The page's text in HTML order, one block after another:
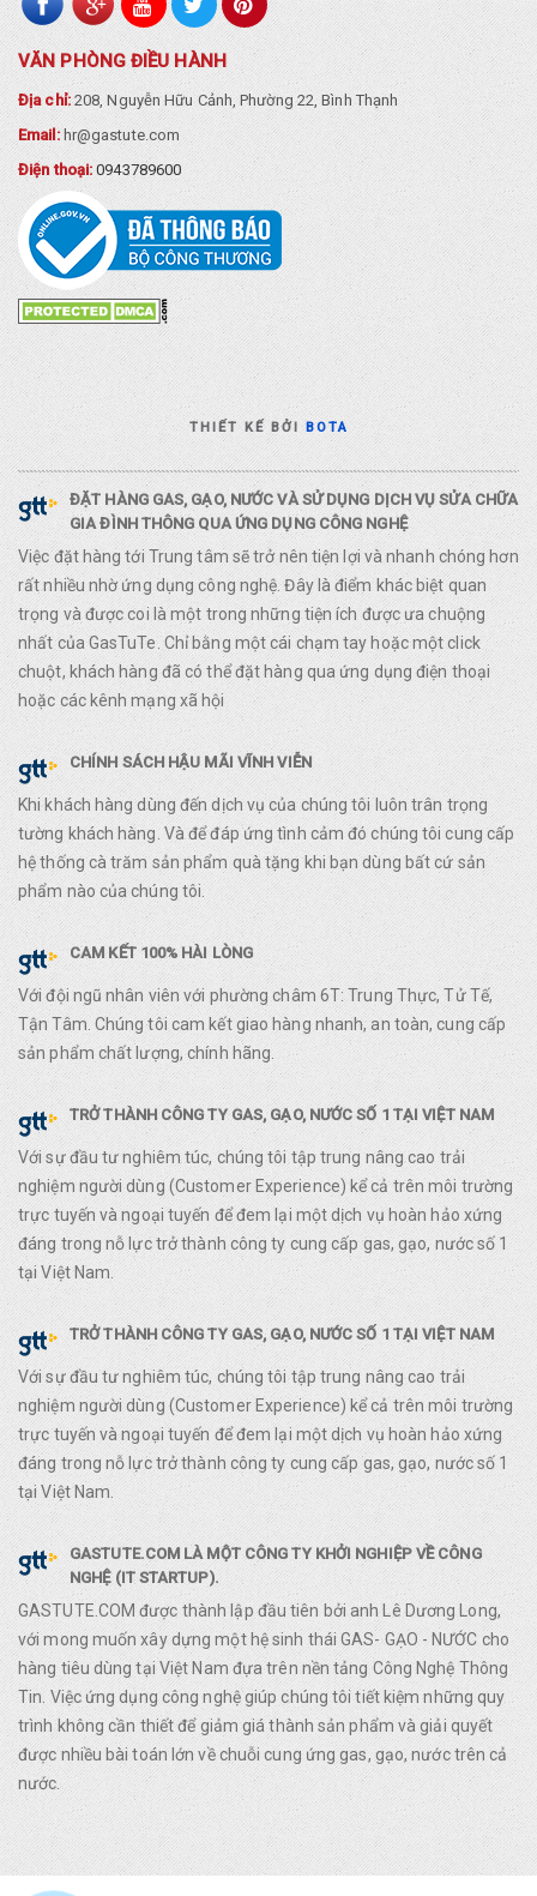
VĂN PHÒNG ĐIỀU HÀNH
Địa chỉ:208, Nguyễn Hữu Cảnh, Phường 22, Bình Thạnh
Email: hr@gastute.com
Điện thoại:0943789600
THIẾT KẾ BỞIBOTA
ĐẶT HÀNG GAS, GẠO, NƯỚC VÀ SỬ DỤNG DỊCH VỤ SỬA CHỮA
GIA ĐÌNH THÔNG QUA ỨNG DỤNG CÔNG NGHỆ
Việc đặt hàng tới Trung tâm sẽ trở nên tiện lợi và nhanh chóng hơn
rất nhiều nhờ ứng dụng công nghệ. Đây là điểm khác biệt quan
trọng và được coi là một trong những tiện ích được ưa chuộng
nhất của GasTuTe. Chỉ bằng một cái chạm tay hoặc một click
chuột, khách hàng đã có thể đặt hàng qua ứng dụng điện thoại
hoặc các kênh mạng xã hội
CHÍNH SÁCH HẬU MÃI VĨNH VIỄN
Khi khách hàng dùng đến dịch vụ của chúng tôi luôn trân trọng
tường khách hàng. Và để đáp ứng tình cảm đó chúng tôi cung cấp
hệ thống cà trăm sản phẩm quà tặng khi bạn dùng bất cứ sản
phẩm nào của chúng tôi.
CAM KẾT 100% HÀI LÒNG
Với đội ngũ nhân viên với phường châm 6T: Trung Thực, Tử Tế,
Tận Tâm. Chúng tôi cam kết giao hàng nhanh, an toàn, cung cấp
sản phẩm chất lượng, chính hãng.
TRỞ THÀNH CÔNG TY GAS, GẠO, NƯỚC SỐ 1 TẠI VIỆT NAM
Với sự đầu tư nghiêm túc, chúng tôi tập trung nâng cao trải
nghiệm người dùng (Customer Experience) kể cả trên môi trường
trực tuyến và ngoại tuyến để đem lại một dịch vụ hoàn hảo xứng
đáng trong nỗ lực trở thành công ty cung cấp gas, gạo, nước số 1
tại Việt Nam.
TRỞ THÀNH CÔNG TY GAS, GẠO, NƯỚC SỐ 1 TẠI VIỆT NAM
Với sự đầu tư nghiêm túc, chúng tôi tập trung nâng cao trải
nghiệm người dùng (Customer Experience) kể cả trên môi trường
trực tuyến và ngoại tuyến để đem lại một dịch vụ hoàn hảo xứng
đáng trong nỗ lực trở thành công ty cung cấp gas, gạo, nước số 1
tại Việt Nam.
GASTUTE.COM LÀ MỘT CÔNG TY KHỞI NGHIỆP VỀ CÔNG
NGHỆ (IT STARTUP).
GASTUTE.COM được thành lập đầu tiên bởi anh Lê Dương Long,
với mong muốn xây dựng một hệ sinh thái GAS- GẠO - NƯỚC cho
hàng tiêu dùng tại Việt Nam đựa trên nền tảng Công Nghệ Thông
Tin. Việc ứng dụng công nghệ giúp chúng tôi tiết kiệm những quy
trình không cần thiết để giảm giá thành sản phẩm và giải quyết
được nhiều bài toán lớn về chuỗi cung ứng gas, gạo, nước trên cả
nước.